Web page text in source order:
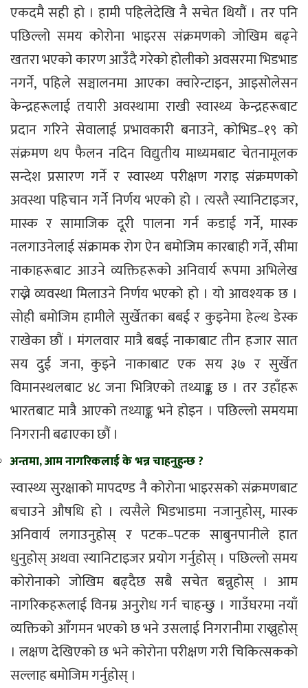
एकदमै सही हो । हामी पहिलेदेखि नै सचेत थियौं । तर पनि
पछिल्लो समय कोरोना भाइरस संक्रमणको जोखिम बढ्ने
खतरा भएको कारण आउँदै गरेको होलीको अवसरमा भिडभाड
नगर्ने, पहिले सञ्चालनमा आएका क्वारेन्टाइन, आइसोलेसन
केन्द्रहरूलाई तयारी अवस्थामा राखी स्वास्थ्य केन्द्रहरूबाट
प्रदान गरिने सेवालाई प्रभावकारी बनाउने, कोभिड–१९ को
संक्रमण थप फैलन नदिन विद्युतीय माध्यमबाट चेतनामूलक
सन्देश प्रसारण गर्ने र स्वास्थ्य परीक्षण गराइ संक्रमणको
अवस्था पहिचान गर्ने निर्णय भएको हो । त्यस्तै स्यानिटाइजर,
मास्क र सामाजिक दूरी पालना गर्न कडाई गर्ने, मास्क
नलगाउनेलाई संक्रामक रोग ऐन बमोजिम कारबाही गर्ने, सीमा
नाकाहरूबाट आउने व्यक्तिहरूको अनिवार्य रूपमा अभिलेख
राख्ने व्यवस्था मिलाउने निर्णय भएको हो । यो आवश्यक छ ।
सोही बमोजिम हामीले सुर्खेतका बबई र कुइनेमा हेल्थ डेस्क
राखेका छौं । मंगलवार मात्रै बबई नाकाबाट तीन हजार सात
सय दुई जना, कुइने नाकाबाट एक सय ३७ र सुर्खेत
विमानस्थलबाट ४८ जना भित्रिएको तथ्याङ्क छ । तर उहाँहरू
भारतबाट मात्रै आएको तथ्याङ्क भने होइन । पछिल्लो समयमा
निगरानी बढाएका छौं ।
अन्तमा, आम नागरिकलाई के भन्न चाहनुहुन्छ ?
स्वास्थ्य सुरक्षाको मापदण्ड नै कोरोना भाइरसको संक्रमणबाट
बचाउने औषधि हो । त्यसैले भिडभाडमा नजानुहोस्, मास्क
अनिवार्य लगाउनुहोस् र पटक–पटक साबुनपानीले हात
धुनुहोस् अथवा स्यानिटाइजर प्रयोग गर्नुहोस् । पछिल्लो समय
कोरोनाको जोखिम बढ्दैछ सबै सचेत बन्नुहोस् । आम
नागरिकहरूलाई विनम्र अनुरोध गर्न चाहन्छु । गाउँघरमा नयाँ
व्यक्तिको आँगमन भएको छ भने उसलाई निगरानीमा राख्नुहोस्
। लक्षण देखिएको छ भने कोरोना परीक्षण गरी चिकित्सकको
सल्लाह बमोजिम गर्नुहोस् ।